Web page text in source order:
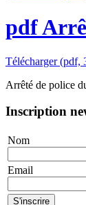
pdf
Télécharger(pdf,
Arrêté de police
Inscription
Nom
Email